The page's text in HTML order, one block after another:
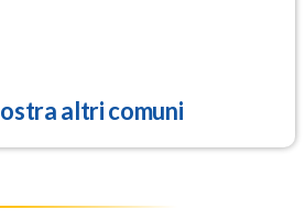
altri comuni